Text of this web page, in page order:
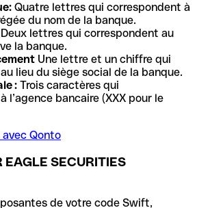
Quatre lettres qui correspondent à
du nom de la banque.
Deux lettres qui correspondent au
la banque.
Une lettre et un chiffre qui
lieu du siège social de la banque.
: Trois caractères qui
l’agence bancaire (XXX pour le
Qonto
SECURITIES
de votre code Swift,